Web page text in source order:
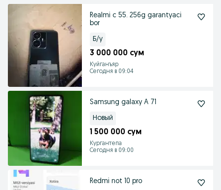
Realmi c 55. 256g garantyaci
bor
Б/у
3 000 000 сум
Куйганъяр
Сегодня в 09:04
Samsung galaxy A 71
Новый
1 500 000 сум
Кургантепа
Сегодня в 09:00
Redmi not 10 pro